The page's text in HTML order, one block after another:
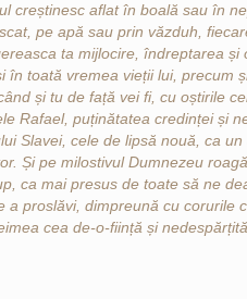
creștinesc aflat în boală sau în
pe apă sau prin văzduh,
ta mijlocire, îndreptarea și
în toată vremea vieții lui, precum
și tu de față vei fi, cu oștirile
Rafael, puținătatea credinței și
Slavei, cele de lipsă nouă, ca
Și pe milostivul Dumnezeu
ca mai presus de toate să ne
a proslăvi, dimpreună cu corurile
cea de-o-ființă și